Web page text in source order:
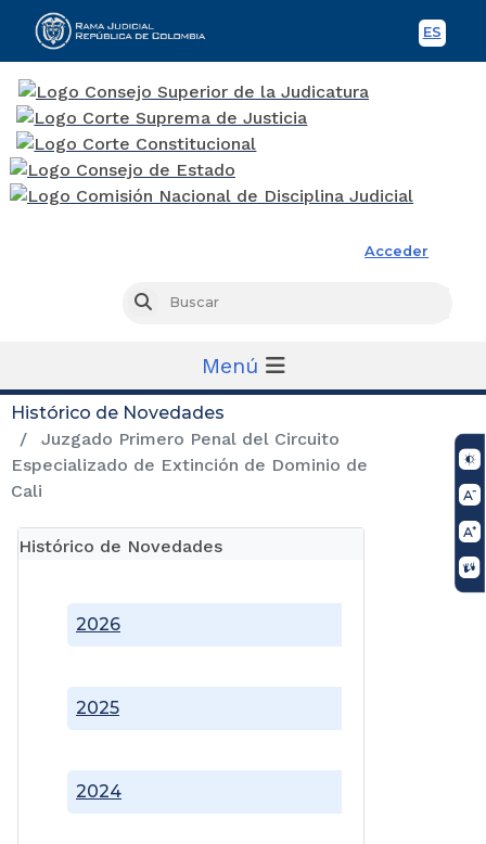
ES
Acceder
Buscar
Menú
Histórico de Novedades
Juzgado Primero Penal del Circuito
Especializado de Extinción de Dominio de
Cali
Histórico de Novedades
2024
2025
2026